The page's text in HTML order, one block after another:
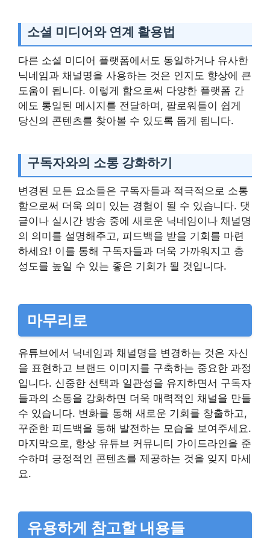
소셜 미디어와 연계 활용법
다른 소셜 미디어 플랫폼에서도 동일하거나 유사한
닉네임과 채널명을 사용하는 것은 인지도 향상에 큰
도움이 됩니다. 이렇게 함으로써 다양한 플랫폼 간
에도 통일된 메시지를 전달하며, 팔로워들이 쉽게
당신의 콘텐츠를 찾아볼 수 있도록 돕게 됩니다.
구독자와의 소통 강화하기
변경된 모든 요소들은 구독자들과 적극적으로 소통
함으로써 더욱 의미 있는 경험이 될 수 있습니다. 댓
글이나 실시간 방송 중에 새로운 닉네임이나 채널명
의 의미를 설명해주고, 피드백을 받을 기회를 마련
하세요! 이를 통해 구독자들과 더욱 가까워지고 충
성도를 높일 수 있는 좋은 기회가 될 것입니다.
마무리로
유튜브에서 닉네임과 채널명을 변경하는 것은 자신
을 표현하고 브랜드 이미지를 구축하는 중요한 과정
입니다. 신중한 선택과 일관성을 유지하면서 구독자
들과의 소통을 강화하면 더욱 매력적인 채널을 만들
수 있습니다. 변화를 통해 새로운 기회를 창출하고,
꾸준한 피드백을 통해 발전하는 모습을 보여주세요.
마지막으로, 항상 유튜브 커뮤니티 가이드라인을 준
수하며 긍정적인 콘텐츠를 제공하는 것을 잊지 마세
요.
유용하게 참고할 내용들